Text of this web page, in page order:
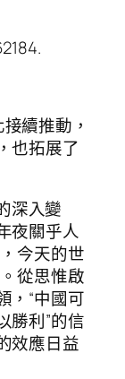
續推動，
也拓展了
深入變
夜關乎人
今天的世
從思惟啟
，“中國可
勝利”的信
效應日益